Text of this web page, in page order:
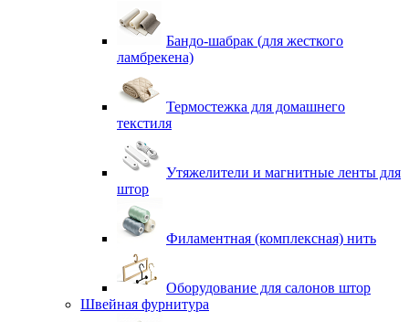
Бандо-шабрак (для жесткого
ламбрекена)
Термостежка для домашнего
текстиля
Утяжелители и магнитные ленты для
штор
Филаментная (комплексная) нить
Оборудование для салонов штор
Швейная фурнитура